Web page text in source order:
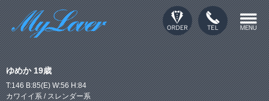
ゆめか 19歳
T:146 B:85(E) W:56 H:84
カワイイ系 / スレンダー系